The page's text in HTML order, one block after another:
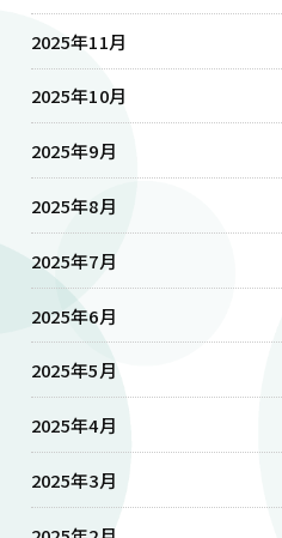
2025年11月
2025年10月
2025年9月
2025年8月
2025年7月
2025年6月
2025年5月
2025年4月
2025年3月